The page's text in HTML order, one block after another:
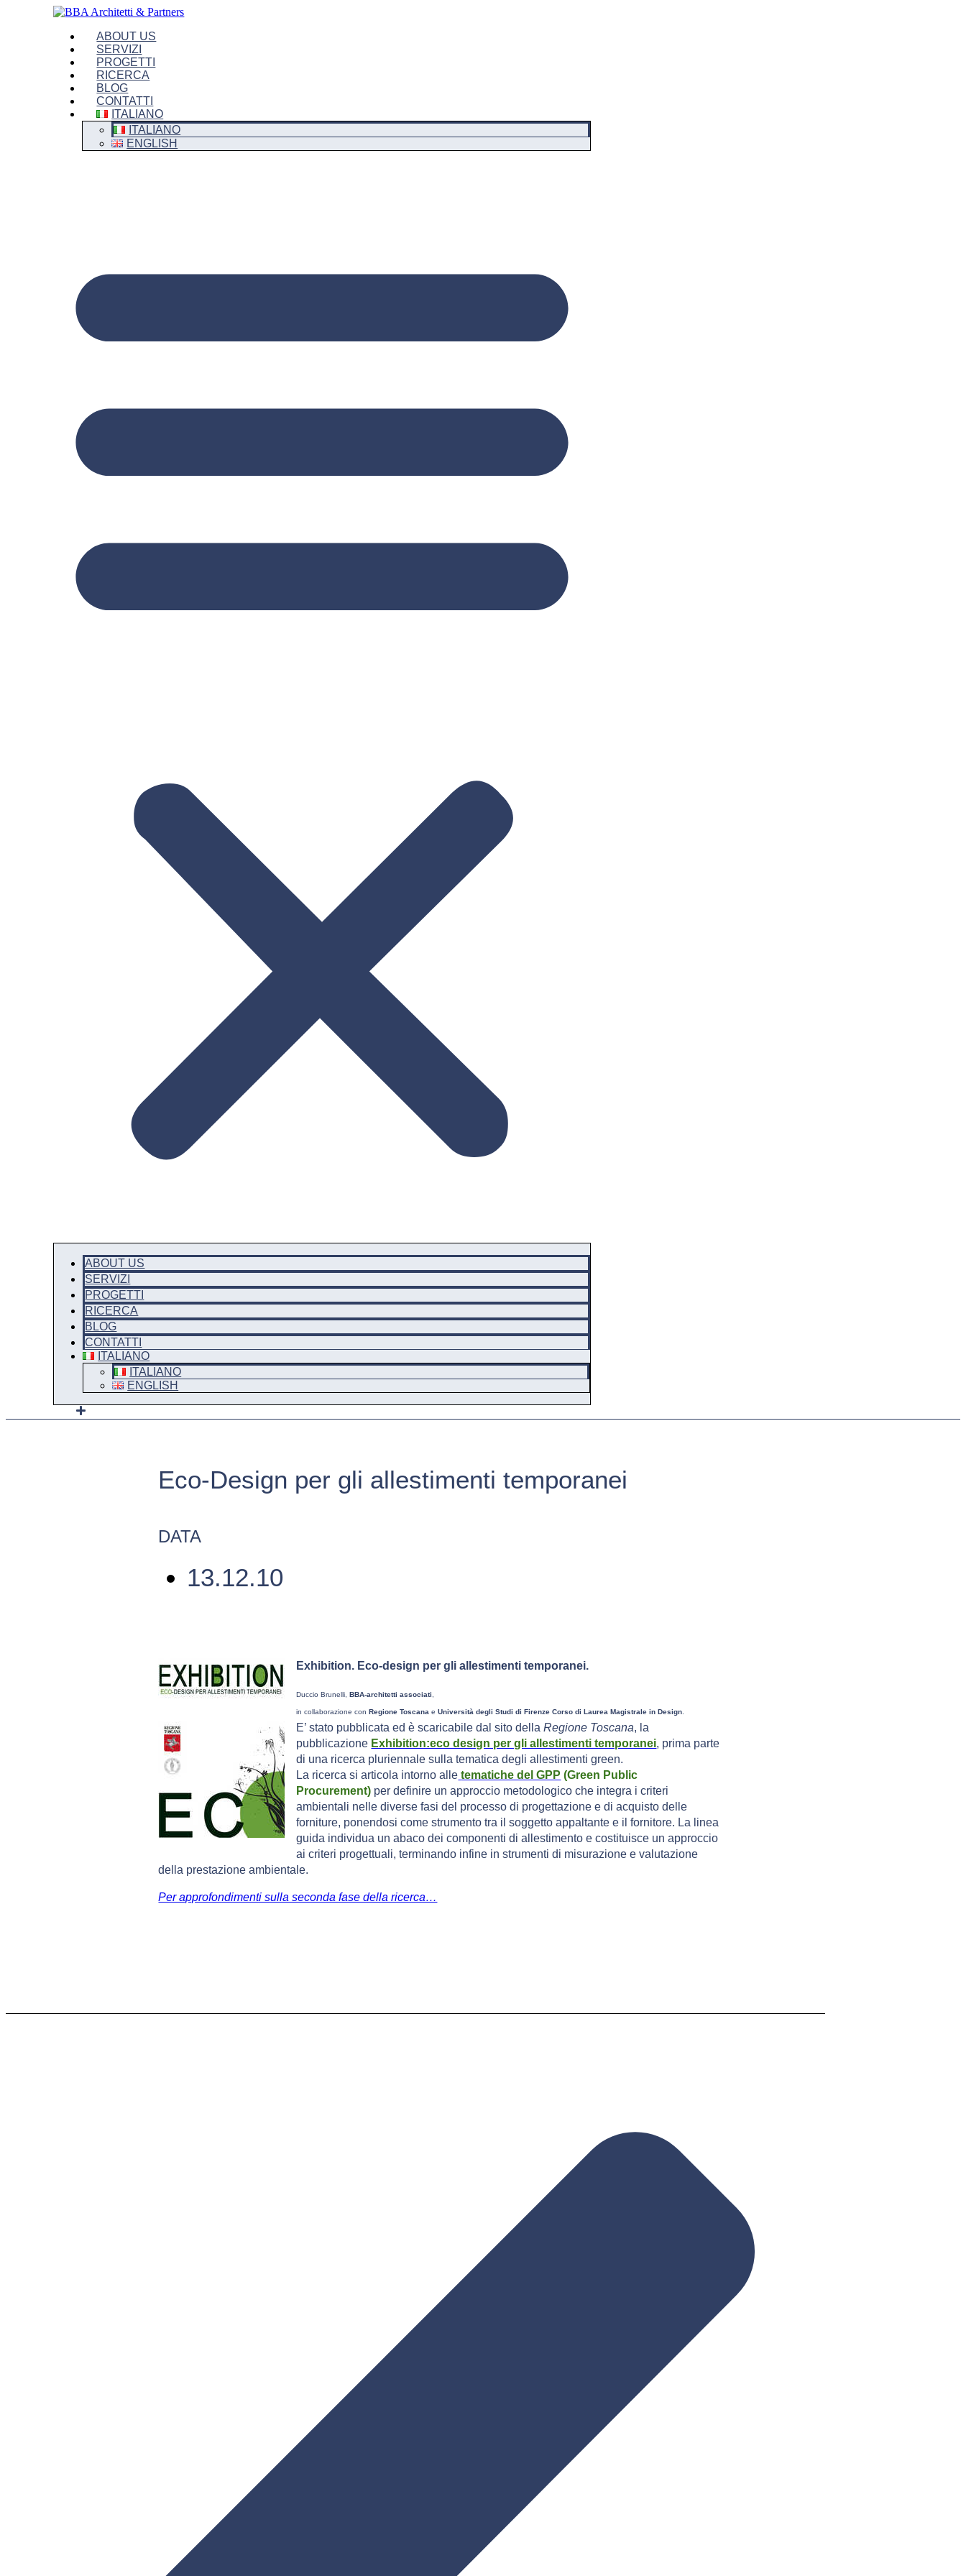
ABOUT US
SERVIZI
PROGETTI
RICERCA
BLOG
CONTATTI
ITALIANO
ITALIANO
ENGLISH
ABOUT US
SERVIZI
PROGETTI
RICERCA
BLOG
CONTATTI
ITALIANO
ITALIANO
ENGLISH
Eco-Design per gli allestimenti temporanei
DATA
13.12.10
Exhibition. Eco-design per gli allestimenti temporanei.
Duccio Brunelli,BBA-architetti associati,
in collaborazione con Regione ToscanaeUniversità degli Studi di Firenze Corso di Laurea Magistrale in Design.
E’ stato pubblicata ed è scaricabile dal sito dellaRegione Toscana, la
pubblicazione Exhibition:eco design per gli allestimenti temporanei, prima parte
di una ricerca pluriennale sulla tematica degli allestimenti green.
La ricerca si articola intorno alle tematiche del GPP (Green Public
Procurement) per definire un approccio metodologico che integra i criteri
ambientali nelle diverse fasi del processo di progettazione e di acquisto delle
forniture, ponendosi come strumento tra il soggetto appaltante e il fornitore. La linea
guida individua un abaco dei componenti di allestimento e costituisce un approccio
ai criteri progettuali, terminando infine in strumenti di misurazione e valutazione
della prestazione ambientale.
Per approfondimenti sulla seconda fase della ricerca…